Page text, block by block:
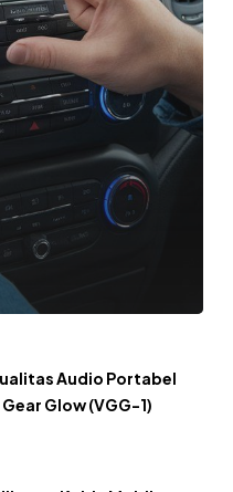
Audio Portabel
Glow (VGG-1)